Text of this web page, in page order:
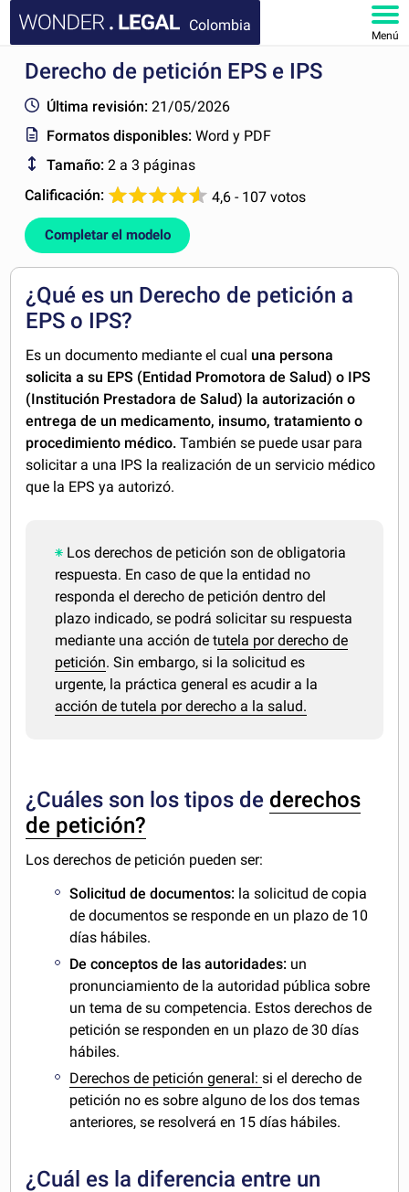
Colombia
Menú
INICIO
DOCUMENTOS
FAQ
Derecho de petición EPS e IPS
Última revisión: 21/05/2026
Formatos disponibles:Word y PDF
Tamaño: 2 a 3 páginas
Calificación:
4,6 - 107 votos
Completar el modelo
¿Qué es un Derecho de petición a
EPS o IPS?
Es un documento mediante el cual una persona
solicita a su EPS (Entidad Promotora de Salud) o IPS
(Institución Prestadora de Salud) la autorización o
entrega de un medicamento, insumo, tratamiento o
procedimiento médico. También se puede usar para
solicitar a una IPS la realización de un servicio médico
que la EPS ya autorizó.
Los derechos de petición son de obligatoria
respuesta. En caso de que la entidad no
responda el derecho de petición dentro del
plazo indicado, se podrá solicitar su respuesta
mediante una acción de tutela por derecho de
petición. Sin embargo, si la solicitud es
urgente, la práctica general es acudir a la
acción de tutela por derecho a la salud.
¿Cuáles son los tipos de derechos
de petición?
Los derechos de petición pueden ser:
Solicitud de documentos: la solicitud de copia
de documentos se responde en un plazo de 10
días hábiles.
De conceptos de las autoridades: un
pronunciamiento de la autoridad pública sobre
un tema de su competencia. Estos derechos de
petición se responden en un plazo de 30 días
hábiles.
Derechos de petición general:si el derecho de
petición no es sobre alguno de los dos temas
anteriores, se resolverá en 15 días hábiles.
¿Cuál es la diferencia entre un